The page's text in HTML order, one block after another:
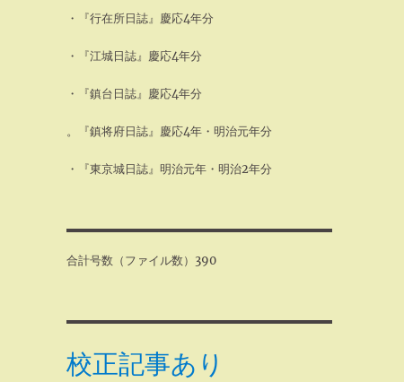
・『行在所日誌』慶応4年分
・『江城日誌』慶応4年分
・『鎮台日誌』慶応4年分
。『鎮将府日誌』慶応4年・明治元年分
・『東京城日誌』明治元年・明治2年分
合計号数（ファイル数）390
校正記事あり